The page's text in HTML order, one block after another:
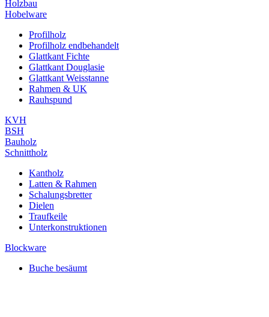
Holzbau
Hobelware
Profilholz
Profilholz endbehandelt
Glattkant Fichte
Glattkant Douglasie
Glattkant Weisstanne
Rahmen & UK
Rauhspund
KVH
BSH
Bauholz
Schnittholz
Kantholz
Latten & Rahmen
Schalungsbretter
Dielen
Traufkeile
Unterkonstruktionen
Blockware
Buche besäumt